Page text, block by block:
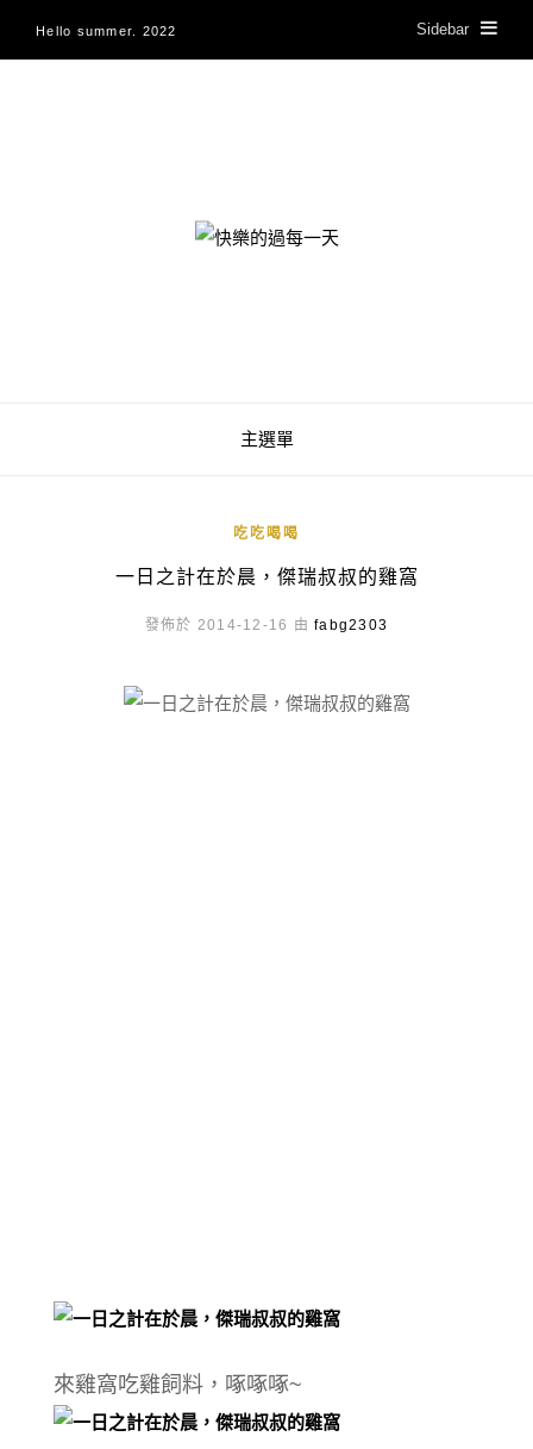
Hello summer. 2022 Sidebar
快樂的過每一天
主選單
吃吃喝喝
一日之計在於晨，傑瑞叔叔的雞窩
發佈於 2014-12-16 由fabg2303
來雞窩吃雞飼料，啄啄啄~